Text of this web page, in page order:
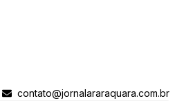
contato@jornalararaquara.com.br